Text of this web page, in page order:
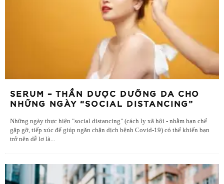
SERUM – THẦN DƯỢC DƯỠNG DA CHO
NHỮNG NGÀY “SOCIAL DISTANCING”
Những ngày thực hiện "social distancing" (cách ly xã hội - nhằm hạn chế
gặp gỡ, tiếp xúc để giúp ngăn chặn dịch bệnh Covid-19) có thể khiến bạn
trở nên dễ lơ là...